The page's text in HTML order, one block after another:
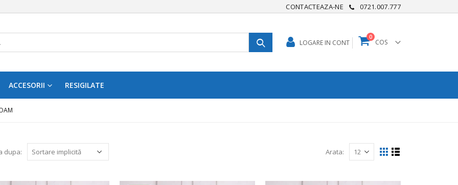
CONTACTEAZA-NE 0721.007.777
LOGARE IN CONT COS
0
ACCESORII RESIGILATE
dupa: Arata: